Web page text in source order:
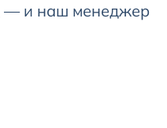
— и наш менеджер
Puritan Bennett
Philips